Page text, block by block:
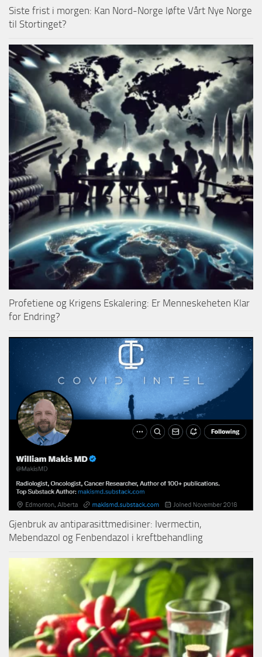
Siste frist i morgen: Kan Nord-Norge løfte Vårt Nye Norge
til Stortinget?
Profetiene og Krigens Eskalering: Er Menneskeheten Klar
for Endring?
Gjenbruk av antiparasittmedisiner: Ivermectin,
Mebendazol og Fenbendazol i kreftbehandling